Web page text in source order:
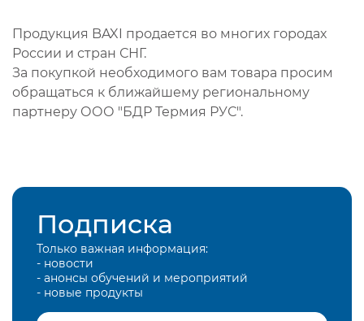
Продукция BAXI продается во многих городах
России и стран СНГ.
За покупкой необходимого вам товара просим
обращаться к ближайшему региональному
партнеру ООО "БДР Термия РУС".
Подписка
Только важная информация:
- новости
- анонсы обучений и мероприятий
- новые продукты